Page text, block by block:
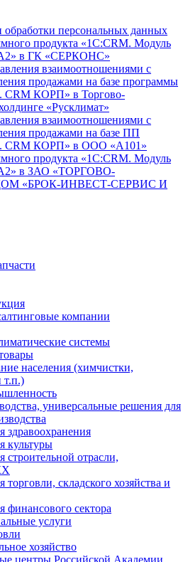
обработки персональных данных
продукта «1С:CRM. Модуль
в ГК «СЕРКОНС»
взаимоотношениями с
продажами на базе программы
CRM КОРП» в Торгово-
«Русклимат»
взаимоотношениями с
продажами на базе ПП
CRM КОРП» в ООО «А101»
продукта «1С:CRM. Модуль
в ЗАО «ТОРГОВО-
«БРОК-ИНВЕСТ-СЕРВИС И
компании
системы
населения (химчистки,
т.п.)
универсальные решения для
здравоохранения
культуры
строительной отрасли,
складского хозяйства и
финансового сектора
услуги
хозяйство